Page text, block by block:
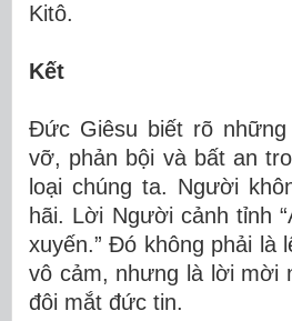
Kitô.
Kết
Đức Giêsu biết rõ những
vỡ, phản bội và bất an
loại chúng ta. Người
hãi. Lời Người cảnh tỉnh
xuyến.” Đó không phải là
vô cảm, nhưng là lời mời
đôi mắt đức tin.